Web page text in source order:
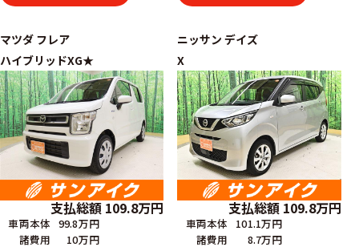
マツダ フレア
ハイブリッドXG★
支払総額 109.8万円
車両本体 99.8万円
諸費用
10万円
ニッサン デイズ
X
支払総額 109.8万円
車両本体
101.1万円
諸費用
8.7万円